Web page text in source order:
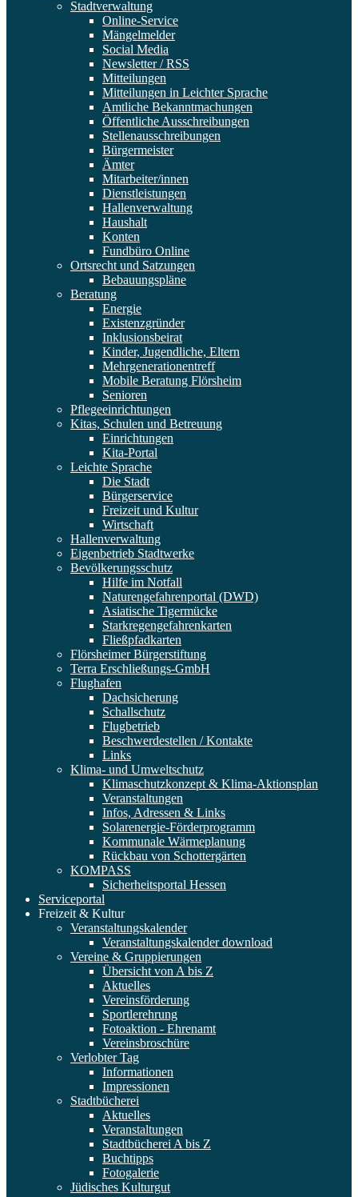
Stadtverwaltung
Online-Service
Mängelmelder
Social Media
Newsletter / RSS
Mitteilungen
Mitteilungen in Leichter Sprache
Amtliche Bekanntmachungen
Öffentliche Ausschreibungen
Stellenausschreibungen
Bürgermeister
Ämter
Mitarbeiter/innen
Dienstleistungen
Hallenverwaltung
Haushalt
Konten
Fundbüro Online
Ortsrecht und Satzungen
Bebauungspläne
Beratung
Energie
Existenzgründer
Inklusionsbeirat
Kinder, Jugendliche, Eltern
Mehrgenerationentreff
Mobile Beratung Flörsheim
Senioren
Pflegeeinrichtungen
Kitas, Schulen und Betreuung
Einrichtungen
Kita-Portal
Leichte Sprache
Die Stadt
Bürgerservice
Freizeit und Kultur
Wirtschaft
Hallenverwaltung
Eigenbetrieb Stadtwerke
Bevölkerungsschutz
Hilfe im Notfall
Naturengefahrenportal (DWD)
Asiatische Tigermücke
Starkregengefahrenkarten
Fließpfadkarten
Flörsheimer Bürgerstiftung
Terra Erschließungs-GmbH
Flughafen
Dachsicherung
Schallschutz
Flugbetrieb
Beschwerdestellen / Kontakte
Links
Klima- und Umweltschutz
Klimaschutzkonzept & Klima-Aktionsplan
Veranstaltungen
Infos, Adressen & Links
Solarenergie-Förderprogramm
Kommunale Wärmeplanung
Rückbau von Schottergärten
KOMPASS
Sicherheitsportal Hessen
Serviceportal
Freizeit & Kultur
Veranstaltungskalender
Veranstaltungskalender download
Vereine & Gruppierungen
Übersicht von A bis Z
Aktuelles
Vereinsförderung
Sportlerehrung
Fotoaktion - Ehrenamt
Vereinsbroschüre
Verlobter Tag
Informationen
Impressionen
Stadtbücherei
Aktuelles
Veranstaltungen
Stadtbücherei A bis Z
Buchtipps
Fotogalerie
Jüdisches Kulturgut